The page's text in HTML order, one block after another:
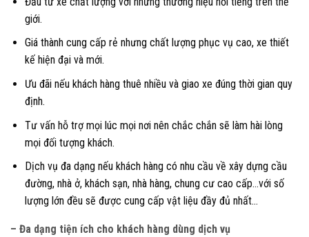
giới.
Giá thành cung cấp rẻ nhưng chất lượng phục vụ cao, xe thiết
kế hiện đại và mới.
Ưu đãi nếu khách hàng thuê nhiều và giao xe đúng thời gian quy
định.
Tư vấn hỗ trợ mọi lúc mọi nơi nên chắc chắn sẽ làm hài lòng
mọi đối tượng khách.
Dịch vụ đa dạng nếu khách hàng có nhu cầu về xây dựng cầu
đường, nhà ở, khách sạn, nhà hàng, chung cư cao cấp…với số
lượng lớn đều sẽ được cung cấp vật liệu đầy đủ nhất…
– Đa dạng tiện ích cho khách hàng dùng dịch vụ